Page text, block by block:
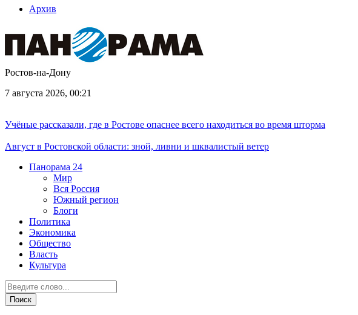
Архив
Ростов-на-Дону
7 августа 2026, 00:21
Учёные рассказали, где в Ростове опаснее всего находиться во время шторма
Август в Ростовской области: зной, ливни и шквалистый ветер
Панорама 24
Мир
Вся Россия
Южный регион
Блоги
Политика
Экономика
Общество
Власть
Культура